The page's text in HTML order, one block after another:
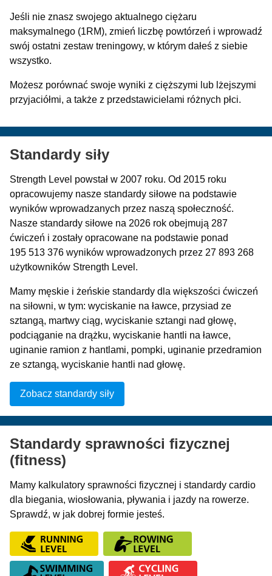
Jeśli nie znasz swojego aktualnego ciężaru
maksymalnego (1RM), zmień liczbę powtórzeń i wprowadź
swój ostatni zestaw treningowy, w którym dałeś z siebie
wszystko.
Możesz porównać swoje wyniki z cięższymi lub lżejszymi
przyjaciółmi, a także z przedstawicielami różnych płci.
Standardy siły
Strength Level powstał w 2007 roku. Od 2015 roku
opracowujemy nasze standardy siłowe na podstawie
wyników wprowadzanych przez naszą społeczność.
Nasze standardy siłowe na 2026 rok obejmują 287
ćwiczeń i zostały opracowane na podstawie ponad
195 513 376 wyników wprowadzonych przez 27 893 268
użytkowników Strength Level.
Mamy męskie i żeńskie standardy dla większości ćwiczeń
na siłowni, w tym: wyciskanie na ławce, przysiad ze
sztangą, martwy ciąg, wyciskanie sztangi nad głowę,
podciąganie na drążku, wyciskanie hantli na ławce,
uginanie ramion z hantlami, pompki, uginanie przedramion
ze sztangą, wyciskanie hantli nad głowę.
Zobacz standardy siły
Standardy sprawności fizycznej
(fitness)
Mamy kalkulatory sprawności fizycznej i standardy cardio
dla biegania, wiosłowania, pływania i jazdy na rowerze.
Sprawdź, w jak dobrej formie jesteś.